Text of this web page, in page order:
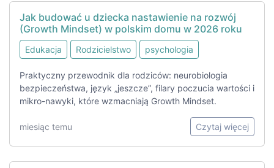
Jak budować u dziecka nastawienie na rozwój
(Growth Mindset) w polskim domu w 2026 roku
Edukacja Rodzicielstwo psychologia
Praktyczny przewodnik dla rodziców: neurobiologia
bezpieczeństwa, język „jeszcze”, filary poczucia wartości i
mikro-nawyki, które wzmacniają Growth Mindset.
miesiąc temu Czytaj więcej